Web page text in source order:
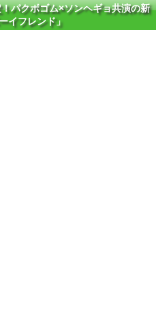
パクボゴム×ソンヘギョ共演の新
イフレンド」